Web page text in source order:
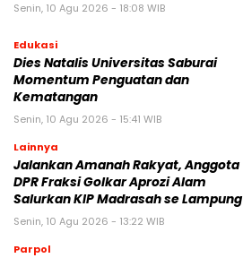
Senin, 10 Agu 2026 - 18:08 WIB
Edukasi
Dies Natalis Universitas Saburai
Momentum Penguatan dan
Kematangan
Senin, 10 Agu 2026 - 15:41 WIB
Lainnya
Jalankan Amanah Rakyat, Anggota
DPR Fraksi Golkar Aprozi Alam
Salurkan KIP Madrasah se Lampung
Senin, 10 Agu 2026 - 13:22 WIB
Parpol